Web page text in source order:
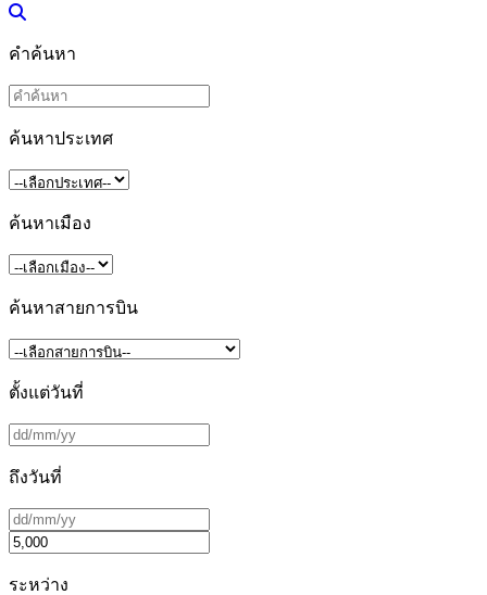
คำค้นหา
ค้นหาประเทศ
ค้นหาเมือง
ค้นหาสายการบิน
ตั้งแต่วันที่
ถึงวันที่
ระหว่าง